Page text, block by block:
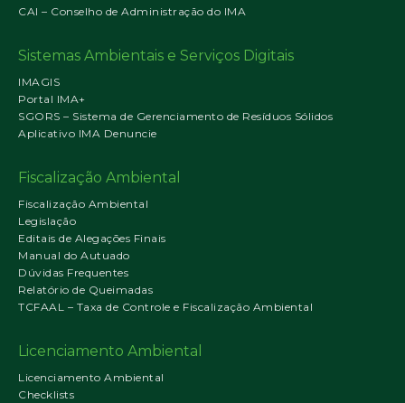
CAI – Conselho de Administração do IMA
Sistemas Ambientais e Serviços Digitais
IMAGIS
Portal IMA+
SGORS – Sistema de Gerenciamento de Resíduos Sólidos
Aplicativo IMA Denuncie
Fiscalização Ambiental
Fiscalização Ambiental
Legislação
Editais de Alegações Finais
Manual do Autuado
Dúvidas Frequentes
Relatório de Queimadas
TCFAAL – Taxa de Controle e Fiscalização Ambiental
Licenciamento Ambiental
Licenciamento Ambiental
Checklists